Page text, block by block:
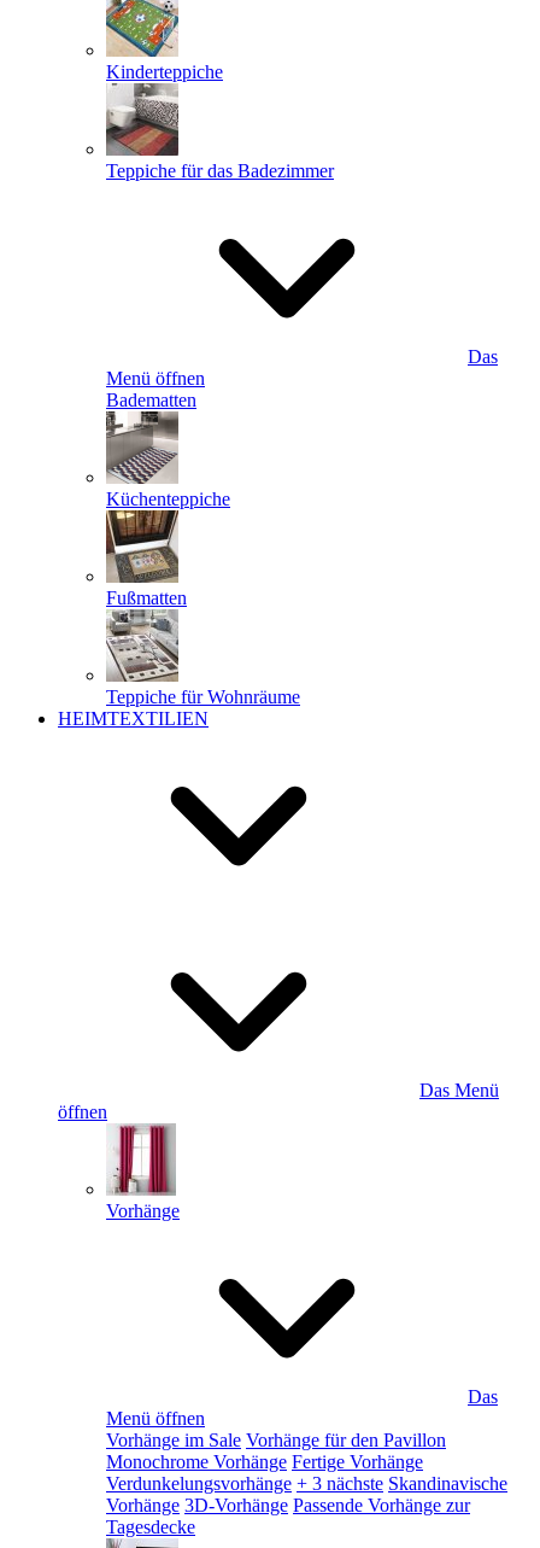
Kinderteppiche
Teppiche für das Badezimmer
Das
Menü öffnen
Badematten
Küchenteppiche
Fußmatten
Teppiche für Wohnräume
HEIMTEXTILIEN
Das Menü
öffnen
Vorhänge
Das
Menü öffnen
Vorhänge im Sale Vorhänge für den Pavillon
Monochrome Vorhänge Fertige Vorhänge
Verdunkelungsvorhänge + 3 nächste Skandinavische
Vorhänge 3D-Vorhänge Passende Vorhänge zur
Tagesdecke